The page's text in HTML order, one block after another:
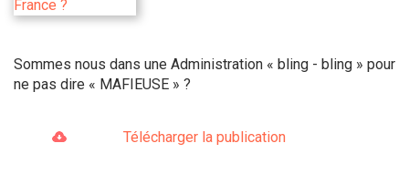
Sommes nous dans une Administration « bling - bling » pour
ne pas dire « MAFIEUSE » ?
Télécharger la publication